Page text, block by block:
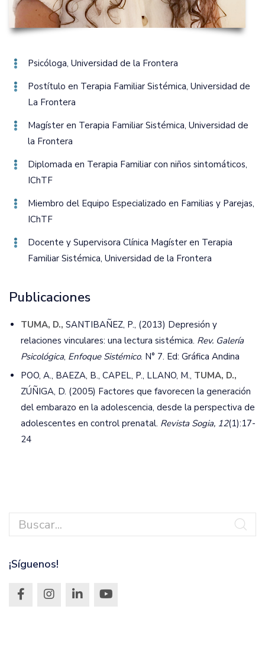
Psicóloga‚ Universidad de la Frontera
Postítulo en Terapia Familiar Sistémica‚ Universidad de
La Frontera
Magíster en Terapia Familiar Sistémica‚ Universidad de
la Frontera
Diplomada en Terapia Familiar con niños sintomáticos‚
IChTF
Miembro del Equipo Especializado en Familias y Parejas‚
IChTF
Docente y Supervisora Clínica Magíster en Terapia
Familiar Sistémica‚ Universidad de la Frontera
Publicaciones
TUMA, D., SANTIBAÑEZ, P., (2013) Depresión y
relaciones vinculares: una lectura sistémica. Rev. Galería
Psicológica, Enfoque Sistémico. N° 7. Ed: Gráfica Andina
POO, A., BAEZA, B., CAPEL, P., LLANO, M., TUMA, D.,
ZÚÑIGA, D. (2005) Factores que favorecen la generación
del embarazo en la adolescencia, desde la perspectiva de
adolescentes en control prenatal. Revista Sogia, 12(1):17-
24
¡Síguenos!